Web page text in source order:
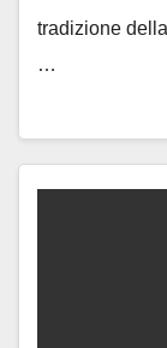
tradizione
…